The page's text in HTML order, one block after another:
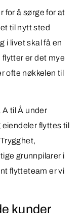
for å sørge for at
til nytt sted
i livet skal få en
er det mye
ofte nøkkelen til
til Å under
flyttes til
grunnpilarer i
flytteteam er vi
kunder